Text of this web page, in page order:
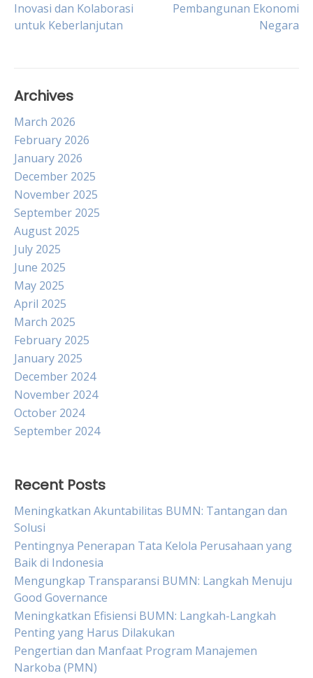
navigation
Inovasi dan Kolaborasi
untuk Keberlanjutan
Pembangunan Ekonomi
Negara
Archives
March 2026
February 2026
January 2026
December 2025
November 2025
September 2025
August 2025
July 2025
June 2025
May 2025
April 2025
March 2025
February 2025
January 2025
December 2024
November 2024
October 2024
September 2024
Recent Posts
Meningkatkan Akuntabilitas BUMN: Tantangan dan
Solusi
Pentingnya Penerapan Tata Kelola Perusahaan yang
Baik di Indonesia
Mengungkap Transparansi BUMN: Langkah Menuju
Good Governance
Meningkatkan Efisiensi BUMN: Langkah-Langkah
Penting yang Harus Dilakukan
Pengertian dan Manfaat Program Manajemen
Narkoba (PMN)